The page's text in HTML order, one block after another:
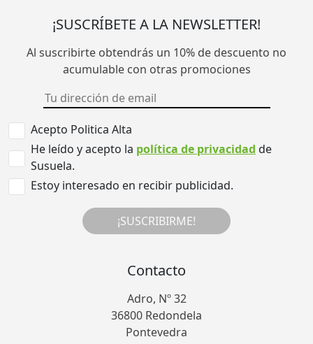
¡SUSCRÍBETE A LA NEWSLETTER!
Al suscribirte obtendrás un 10% de descuento no
acumulable con otras promociones
Acepto Politica Alta
He leído y acepto la política de privacidad de
Susuela.
Estoy interesado en recibir publicidad.
¡SUSCRIBIRME!
Contacto
Adro, Nº 32
36800 Redondela
Pontevedra